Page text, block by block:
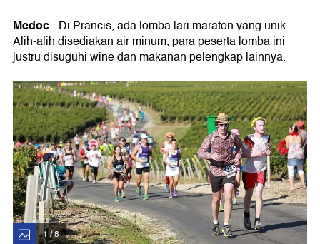
Medoc- Di Prancis, ada lomba lari maraton yang unik.
Alih-alih disediakan air minum, para peserta lomba ini
justru disuguhi wine dan makanan pelengkap lainnya.
1 / 8